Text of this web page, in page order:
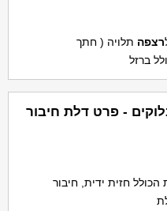
רצפה תלויה ( חתך
ברזל
- פרט דלת חיבור
חזית ידית, חיבור